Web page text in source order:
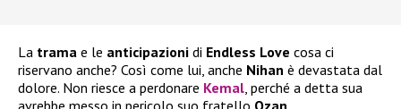
La trama e le anticipazioni di Endless Love cosa ci
riservano anche? Così come lui, anche Nihan è devastata dal
dolore. Non riesce a perdonare Kemal, perché a detta sua